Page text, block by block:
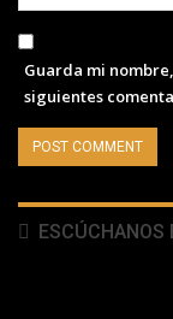
Guarda mi
siguientes
ESCÚCHANOS